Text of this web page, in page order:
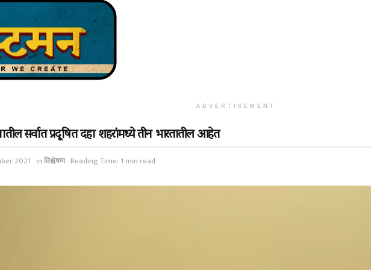
ADVERTISEMENT
सर्वात प्रदूषित दहा शहरांमध्ये तीन भारतातील आहेत
2021 inविश्लेषण Reading Time: 1 min read